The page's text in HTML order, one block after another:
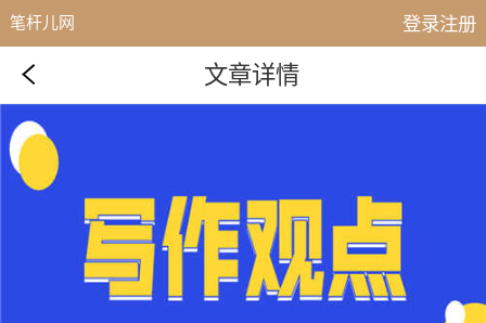
笔杆儿网 登录注册
文章详情